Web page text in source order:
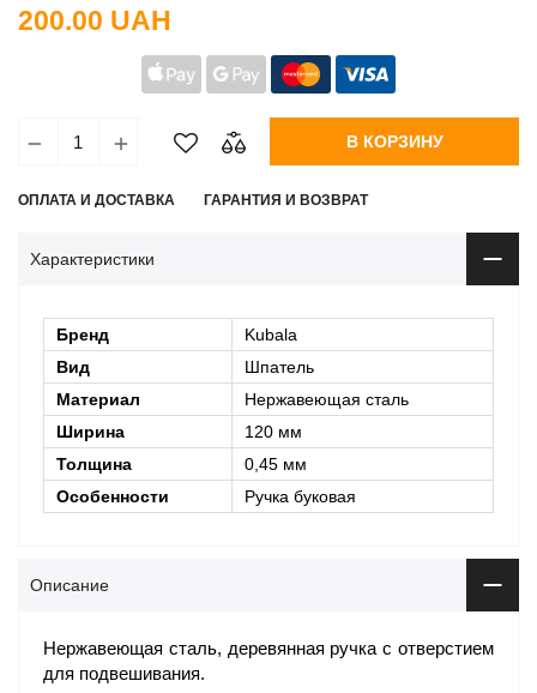
200.00 UAH
В КОРЗИНУ
ОПЛАТА И ДОСТАВКА ГАРАНТИЯ И ВОЗВРАТ
Характеристики
Бренд
Kubala
Вид
Шпатель
Материал
Нержавеющая сталь
Ширина
120 мм
Толщина
0,45 мм
Особенности
Ручка буковая
Описание
Нержавеющая сталь, деревянная ручка с отверстием
для подвешивания.